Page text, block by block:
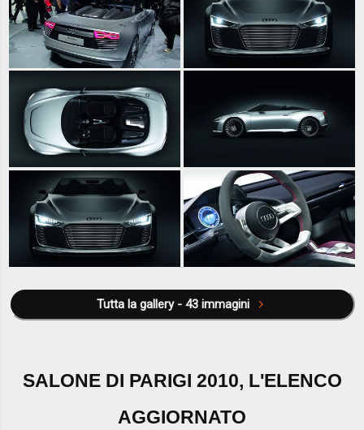
Tutta la gallery - 43 immagini
SALONE DI PARIGI 2010, L'ELENCO
AGGIORNATO